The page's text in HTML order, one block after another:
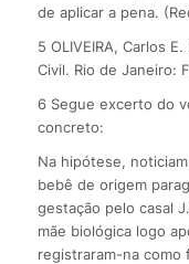
de aplicar a pena.
5 OLIVEIRA, Carlos
Civil. Rio de Janeiro:
6 Segue excerto do
concreto:
Na hipótese,
bebê de origem
gestação pelo casal
mãe biológica logo
registraram-na como